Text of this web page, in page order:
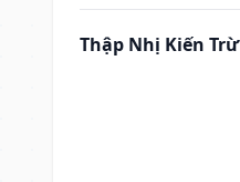
Thập Nhị Kiến Trừ